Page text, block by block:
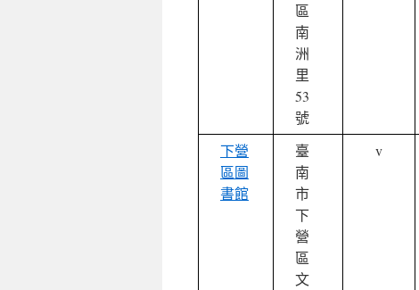
區
南
洲
里
53
號
下營
區圖
書館
臺
南
市
下
營
區
文
v